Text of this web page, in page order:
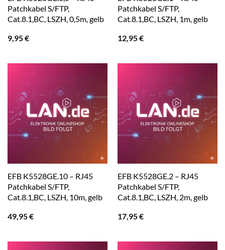
Patchkabel S/FTP,
Cat.8.1,BC, LSZH, 0,5m, gelb
9,95€
Patchkabel S/FTP,
Cat.8.1,BC, LSZH, 1m, gelb
12,95€
EFB K5528GE.10 – RJ45
Patchkabel S/FTP,
Cat.8.1,BC, LSZH, 10m, gelb
49,95€
EFB K5528GE.2 – RJ45
Patchkabel S/FTP,
Cat.8.1,BC, LSZH, 2m, gelb
17,95€